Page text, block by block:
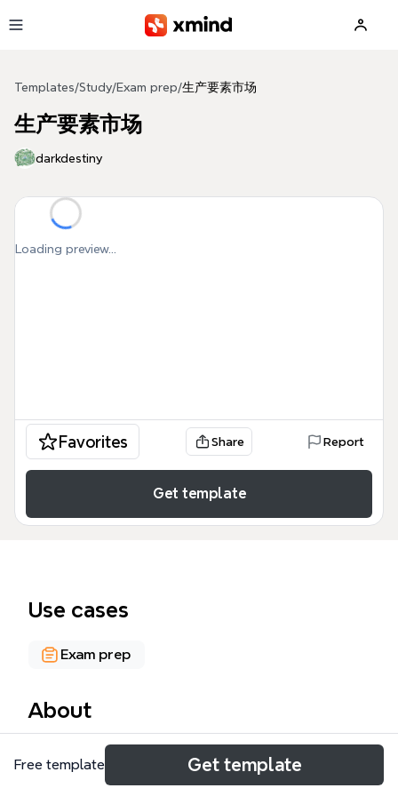
Templates/Study/Exam prep/生产要素市场
生产要素市场
darkdestiny
Loading preview...
Favorites Share Report
Get template
Use cases
Exam prep
About
生产要素市场是经济学中研究劳动、资本和土地等要素
价格决定的核心概念。本模板以22个节点系统梳理了
Free template Get template